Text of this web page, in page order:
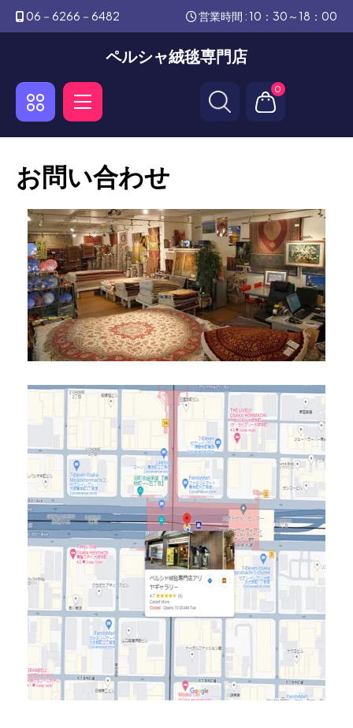
06－6266－6482 営業時間 : 10：30～18：00
ペルシャ絨毯専門店
0
お問い合わせ